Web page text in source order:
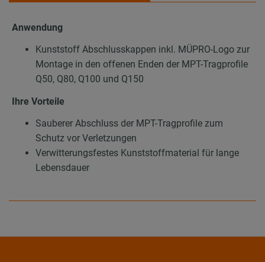
Anwendung
Kunststoff Abschlusskappen inkl. MÜPRO-Logo zur
Montage in den offenen Enden der MPT-Tragprofile
Q50, Q80, Q100 und Q150
Ihre Vorteile
Sauberer Abschluss der MPT-Tragprofile zum
Schutz vor Verletzungen
Verwitterungsfestes Kunststoffmaterial für lange
Lebensdauer